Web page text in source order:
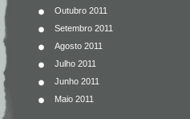
Outubro 2011
Setembro 2011
Agosto 2011
Julho 2011
Junho 2011
Maio 2011